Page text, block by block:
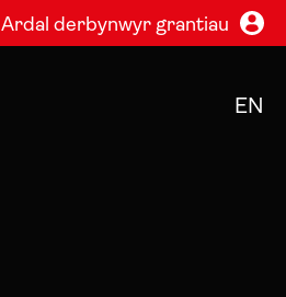
Ardal derbynwyr grantiau
EN